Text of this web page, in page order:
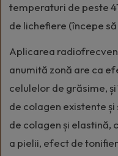
temperaturi de peste
de lichefiere (începe
Aplicarea
anumită zonă are ca
celulelor de grăsime,
de colagen existente
de colagen și elastină,
a pielii, efect de